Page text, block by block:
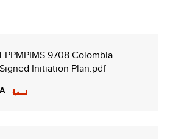
9708 Colombia
Initiation Plan.pdf